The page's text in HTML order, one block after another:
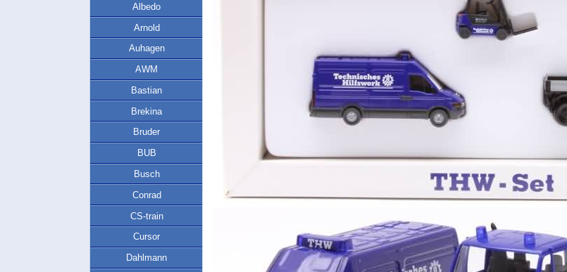
Albedo
Arnold
Auhagen
AWM
Bastian
Brekina
Bruder
BUB
Busch
Conrad
CS-train
Cursor
Dahlmann